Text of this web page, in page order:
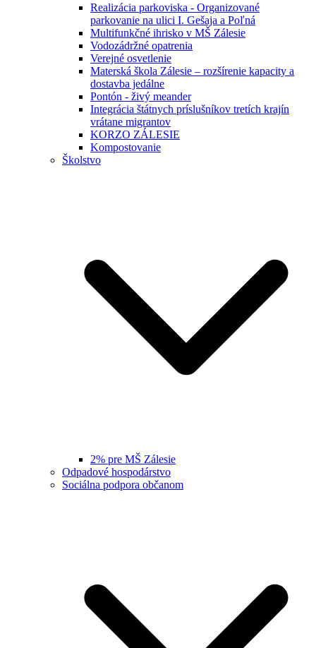
Realizácia parkoviska - Organizované
parkovanie na ulici I. Gešaja a Poľná
Multifunkčné ihrisko v MŠ Zálesie
Vodozádržné opatrenia
Verejné osvetlenie
Materská škola Zálesie – rozšírenie kapacity a
dostavba jedálne
Pontón - živý meander
Integrácia štátnych príslušníkov tretích krajín
vrátane migrantov
KORZO ZÁLESIE
Kompostovanie
Školstvo
2% pre MŠ Zálesie
Odpadové hospodárstvo
Sociálna podpora občanom